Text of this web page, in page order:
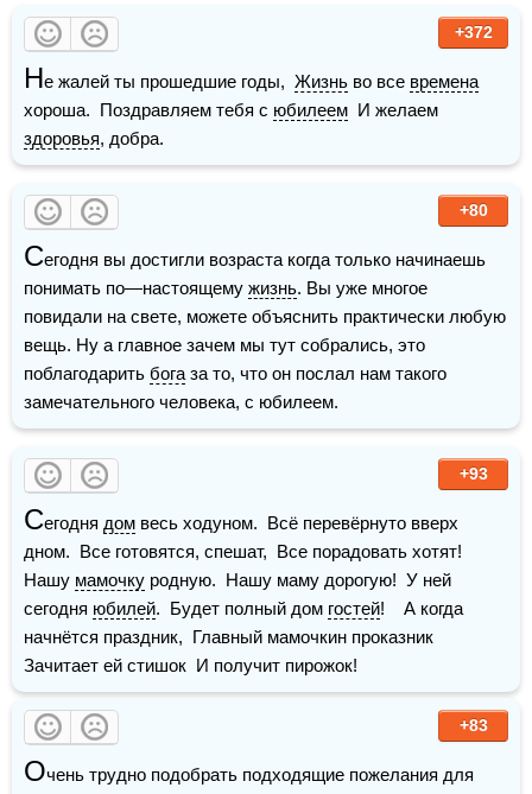
+372
Не жалей ты прошедшие годы, Жизнь во все времена
хороша.  Поздравляем тебя с юбилеем
здоровья, добра.
+80
Сегодня вы достигли возраста когда только начинаешь
понимать по—настоящему жизнь. Вы уже многое
повидали на свете, можете объяснить практически любую
вещь. Ну а главное зачем мы тут собрались, это
поблагодарить бога за то, что он послал нам такого
замечательного человека, с юбилеем.
+93
Сегодня дом весь ходуном.  Всё перевёрнуто вверх
дном.  Все готовятся, спешат,  Все порадовать хотят!
Нашу мамочку родную.  Нашу маму дорогую!  У ней
сегодня юбилей.  Будет полный дом гостей!    А когда
начнётся праздник,  Главный мамочкин проказник
Зачитает ей стишок  И получит пирожок!
+83
Очень трудно подобрать подходящие пожелания для